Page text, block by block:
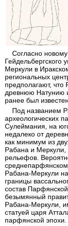
Согласно
Гейдельбергского
Меркули в
региональных
предполагают,
древнюю Натунию
ранее был
Под названием
археологических
Сулеймания, на
недалеко от
как минимум из
Рабана и Меркули,
рельефов.
Рабана-Меркули
границы
состав
безымянный
Рабана-Меркули,
статуей царя
парфянской эпохи.